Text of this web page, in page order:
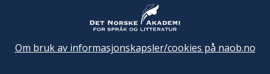
Om bruk av informasjonskapsler/cookies på naob.no